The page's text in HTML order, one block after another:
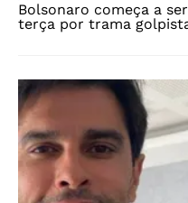
Bolsonaro começa a
terça por trama